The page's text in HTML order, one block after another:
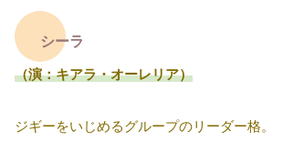
シーラ
（演：キアラ・オーレリア）
ジギーをいじめるグループのリーダー格。